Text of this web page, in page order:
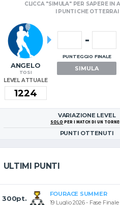
CLICCA "SIMULA" PER SAPERE IN
I PUNTI CHE OTTERRAI
ANGELO
TOSI
LEVEL ATTUALE
-
PUNTEGGIO FINALE
SIMULA
VARIAZIONE LEVEL
SOLO PER I MATCH DI UN
PUNTI OTTENUTI
ULTIMI PUNTI
300pt.
FOURACE SUMMER
19 Luglio 2026 - Fase Finale